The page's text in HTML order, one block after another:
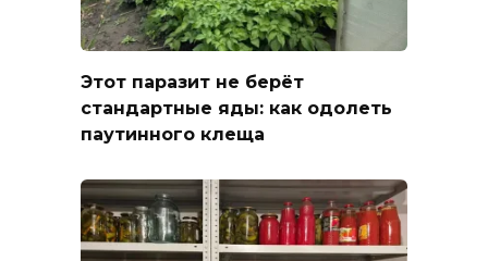
Этот паразит не берёт
стандартные яды: как одолеть
паутинного клеща